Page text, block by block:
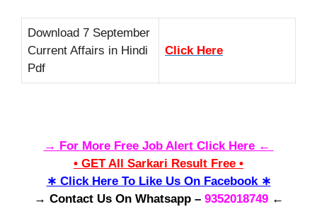
Download 7 September
Current Affairs in Hindi
Pdf
Click Here
→ For More Free Job Alert Click Here ←
• GET All Sarkari Result Free •
∗ Click Here To Like Us On Facebook ∗
→ Contact Us On Whatsapp – 9352018749 ←